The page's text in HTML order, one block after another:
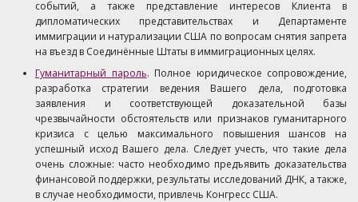
событий, а также представление интересов Клиента в
дипломатических представительствах и Департаменте
иммиграции и натурализации США по вопросам снятия запрета
на въезд в Соединённые Штаты в иммиграционных целях.
Гуманитарный пароль. Полное юридическое сопровождение,
разработка стратегии ведения Вашего дела, подготовка
заявления и соответствующей доказательной базы
чрезвычайности обстоятельств или признаков гуманитарного
кризиса с целью максимального повышения шансов на
успешный исход Вашего дела. Следует учесть, что такие дела
очень сложные: часто необходимо предъявить доказательства
финансовой поддержки, результаты исследований ДНК, а также,
в случае необходимости, привлечь Конгресс США.